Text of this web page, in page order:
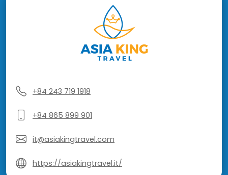
+84 243 719 1918
+84 865 899 901
it@asiakingtravel.com
https://asiakingtravel.it/